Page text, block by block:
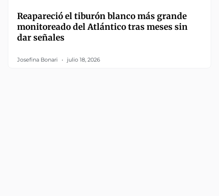
Reapareció el tiburón blanco más grande
monitoreado del Atlántico tras meses sin
dar señales
Josefina Bonari julio 18, 2026